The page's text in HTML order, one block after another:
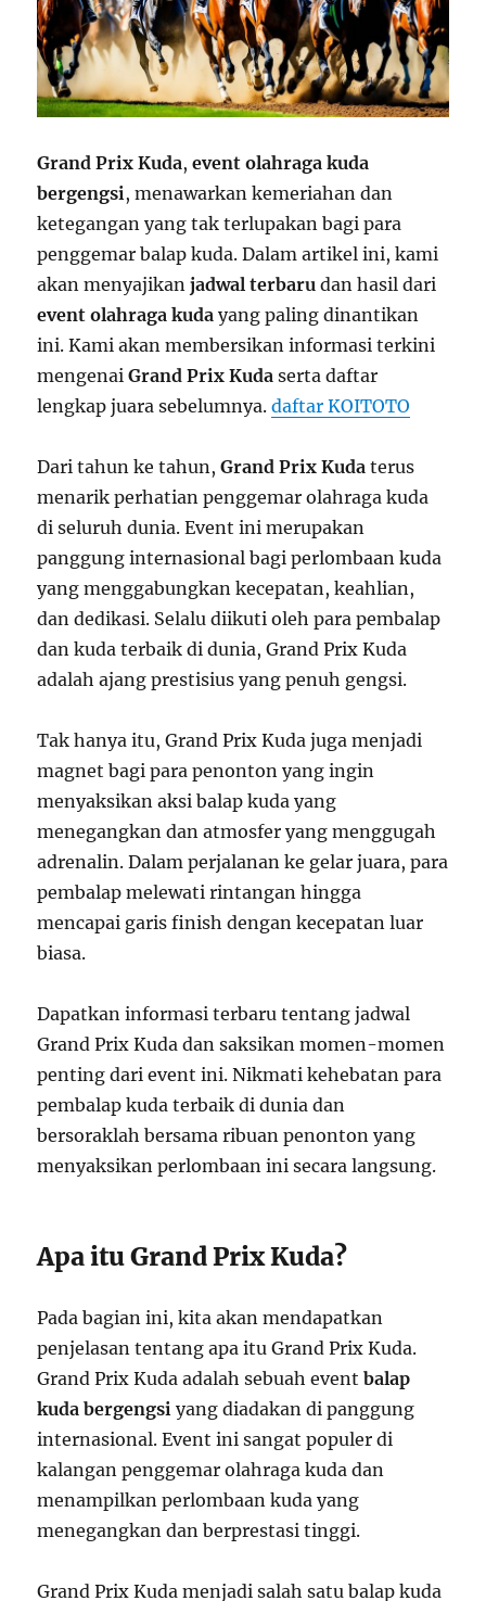
Grand Prix Kuda,event olahraga kuda
bergengsi, menawarkan kemeriahan dan
ketegangan yang tak terlupakan bagi para
penggemar balap kuda. Dalam artikel ini, kami
akan menyajikanjadwal terbaru dan hasil dari
event olahraga kuda yang paling dinantikan
ini. Kami akan membersikan informasi terkini
mengenaiGrand Prix Kuda serta daftar
lengkap juara sebelumnya.daftar KOITOTO
Dari tahun ke tahun,Grand Prix Kuda terus
menarik perhatian penggemar olahraga kuda
di seluruh dunia. Event ini merupakan
panggung internasional bagi perlombaan kuda
yang menggabungkan kecepatan, keahlian,
dan dedikasi. Selalu diikuti oleh para pembalap
dan kuda terbaik di dunia, Grand Prix Kuda
adalah ajang prestisius yang penuh gengsi.
Tak hanya itu, Grand Prix Kuda juga menjadi
magnet bagi para penonton yang ingin
menyaksikan aksi balap kuda yang
menegangkan dan atmosfer yang menggugah
adrenalin. Dalam perjalanan ke gelar juara, para
pembalap melewati rintangan hingga
mencapai garis finish dengan kecepatan luar
biasa.
Dapatkan informasi terbaru tentang jadwal
Grand Prix Kuda dan saksikan momen-momen
penting dari event ini. Nikmati kehebatan para
pembalap kuda terbaik di dunia dan
bersoraklah bersama ribuan penonton yang
menyaksikan perlombaan ini secara langsung.
Apa itu Grand Prix Kuda?
Pada bagian ini, kita akan mendapatkan
penjelasan tentang apa itu Grand Prix Kuda.
Grand Prix Kuda adalah sebuah eventbalap
kuda bergengsi yang diadakan di panggung
internasional. Event ini sangat populer di
kalangan penggemar olahraga kuda dan
menampilkan perlombaan kuda yang
menegangkan dan berprestasi tinggi.
Grand Prix Kuda menjadi salah satu balap kuda